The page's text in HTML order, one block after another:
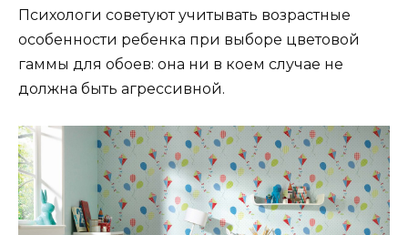
Психологи советуют учитывать возрастные
особенности ребенка при выборе цветовой
гаммы для обоев: она ни в коем случае не
должна быть агрессивной.